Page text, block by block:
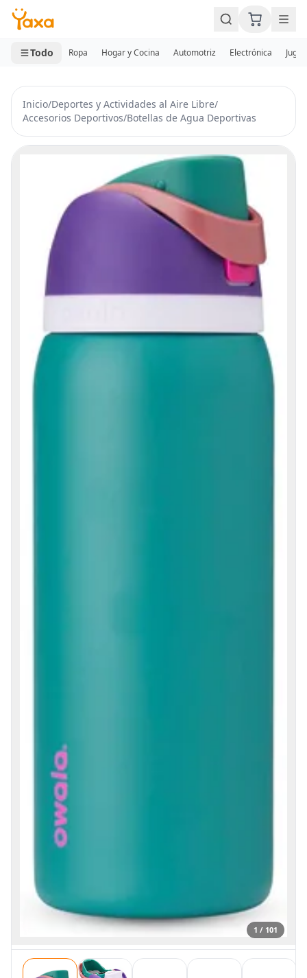
MINI CARRITO
0 productos
Todo Ropa Hogar y Cocina Automotriz Electrónica
Inicio/Deportes y Actividades al Aire Libre/
Accesorios Deportivos/Botellas de Agua Deportivas
1 / 101